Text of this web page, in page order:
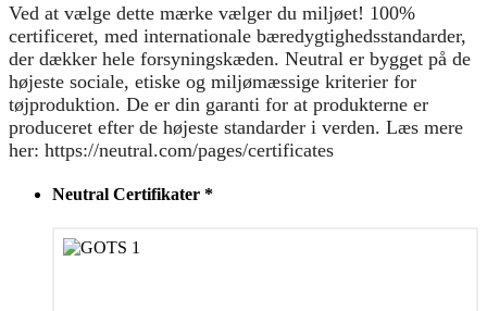
Ved at vælge dette mærke vælger du miljøet! 100%
certificeret, med internationale bæredygtighedsstandarder,
der dækker hele forsyningskæden. Neutral er bygget på de
højeste sociale, etiske og miljømæssige kriterier for
tøjproduktion. De er din garanti for at produkterne er
produceret efter de højeste standarder i verden. Læs mere
her: https://neutral.com/pages/certificates
Neutral Certifikater *